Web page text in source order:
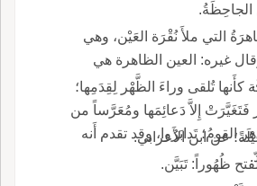
الجاحِظَةُ.
النضر: لعين الظَّاهرَةُ التي ملأَ نُقْرَة العَيْن، وهي
خلاف الغائرة؛ وقال غيره: العين الظاهرة هي
تُلقى وراءَ الظَّهْر لِقِدَمِها؛
فَتَغَيَّرَتْ إِلاَّ دَعائِمَها ومُعَرَّساً من
وتَظَاهر القومُ؛ تَدابَرُوا، وقد تقدم أَنه
عن ابن الأَعرابي.
ظُهُوراً: تَبَيَّن.